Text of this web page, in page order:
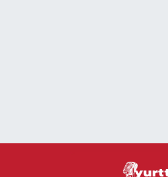
Süper Lig Puan Durumu ve